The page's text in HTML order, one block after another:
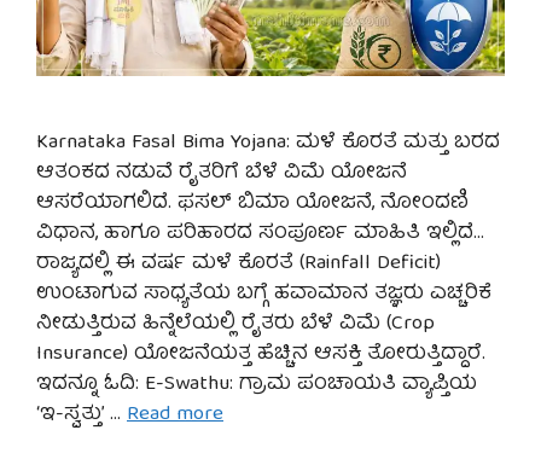
Karnataka Fasal Bima Yojana: ಮಳೆ ಕೊರತೆ ಮತ್ತು ಬರದ
ಆತಂಕದ ನಡುವೆ ರೈತರಿಗೆ ಬೆಳೆ ವಿಮೆ ಯೋಜನೆ
ಆಸರೆಯಾಗಲಿದೆ. ಫಸಲ್ ಬಿಮಾ ಯೋಜನೆ, ನೋಂದಣಿ
ವಿಧಾನ, ಹಾಗೂ ಪರಿಹಾರದ ಸಂಪೂರ್ಣ ಮಾಹಿತಿ ಇಲ್ಲಿದೆ…
ರಾಜ್ಯದಲ್ಲಿ ಈ ವರ್ಷ ಮಳೆ ಕೊರತೆ (Rainfall Deficit)
ಉಂಟಾಗುವ ಸಾಧ್ಯತೆಯ ಬಗ್ಗೆ ಹವಾಮಾನ ತಜ್ಞರು ಎಚ್ಚರಿಕೆ
ನೀಡುತ್ತಿರುವ ಹಿನ್ನೆಲೆಯಲ್ಲಿ ರೈತರು ಬೆಳೆ ವಿಮೆ (Crop
Insurance) ಯೋಜನೆಯತ್ತ ಹೆಚ್ಚಿನ ಆಸಕ್ತಿ ತೋರುತ್ತಿದ್ದಾರೆ.
ಇದನ್ನೂ ಓದಿ: E-Swathu: ಗ್ರಾಮ ಪಂಚಾಯತಿ ವ್ಯಾಪ್ತಿಯ
‘ಇ-ಸ್ವತ್ತು’ … Read more